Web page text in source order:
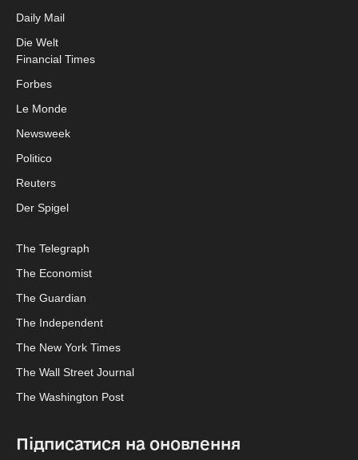
Daily Mail
Die Welt
Financial Times
Forbes
Le Monde
Newsweek
Politico
Reuters
Der Spigel
The Telegraph
The Economist
The Guardian
The Independent
The New York Times
The Wall Street Journal
The Washington Post
Підписатися на оновлення